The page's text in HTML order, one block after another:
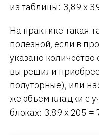
из таблицы: 3,89 х
На практике такая
полезной, если в
указано
вы решили
полуторные), или
же объем кладки с
блоках: 3,89 х 205 =